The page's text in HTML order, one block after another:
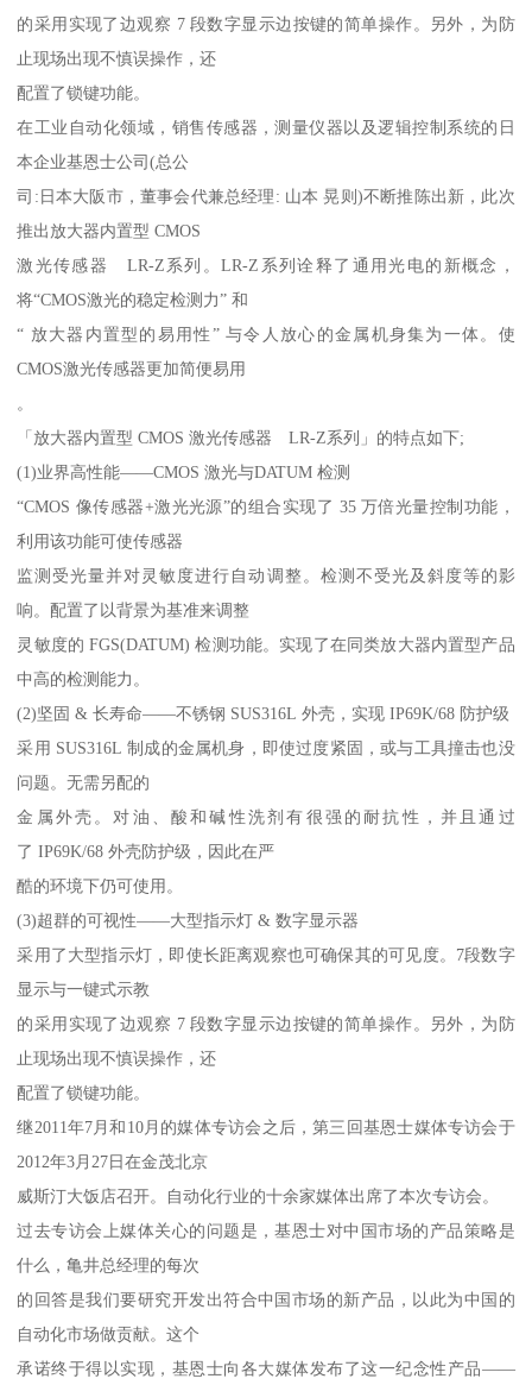
的采用实现了边观察 7 段数字显示边按键的简单操作。另外，为防
止现场出现不慎误操作，还
配置了锁键功能。
在工业自动化领域，销售传感器，测量仪器以及逻辑控制系统的日
本企业基恩士公司(总公
司:日本大阪市，董事会代兼总经理: 山本 晃则)不断推陈出新，此次
推出放大器内置型 CMOS
激光传感器 LR-Z系列。LR-Z系列诠释了通用光电的新概念，
将“CMOS激光的稳定检测力” 和
“ 放大器内置型的易用性” 与令人放心的金属机身集为一体。使
CMOS激光传感器更加简便易用
。
「放大器内置型 CMOS 激光传感器 LR-Z系列」的特点如下;
(1)业界高性能——CMOS 激光与DATUM 检测
“CMOS 像传感器+激光光源”的组合实现了 35 万倍光量控制功能，
利用该功能可使传感器
监测受光量并对灵敏度进行自动调整。检测不受光及斜度等的影
响。配置了以背景为基准来调整
灵敏度的 FGS(DATUM) 检测功能。实现了在同类放大器内置型产品
中高的检测能力。
(2)坚固 & 长寿命——不锈钢 SUS316L 外壳，实现 IP69K/68 防护级
采用 SUS316L 制成的金属机身，即使过度紧固，或与工具撞击也没
问题。无需另配的
金属外壳。对油、酸和碱性洗剂有很强的耐抗性，并且通过
了 IP69K/68 外壳防护级，因此在严
酷的环境下仍可使用。
(3)超群的可视性——大型指示灯 & 数字显示器
采用了大型指示灯，即使长距离观察也可确保其的可见度。7段数字
显示与一键式示教
的采用实现了边观察 7 段数字显示边按键的简单操作。另外，为防
止现场出现不慎误操作，还
配置了锁键功能。
继2011年7月和10月的媒体专访会之后，第三回基恩士媒体专访会于
2012年3月27日在金茂北京
威斯汀大饭店召开。自动化行业的十余家媒体出席了本次专访会。
过去专访会上媒体关心的问题是，基恩士对中国市场的产品策略是
什么，亀井总经理的每次
的回答是我们要研究开发出符合中国市场的新产品，以此为中国的
自动化市场做贡献。这个
承诺终于得以实现，基恩士向各大媒体发布了这一纪念性产品——